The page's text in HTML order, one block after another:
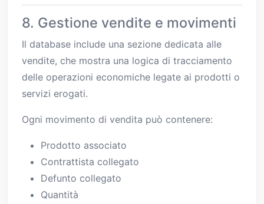
8. Gestione vendite e movimenti
Il database include una sezione dedicata alle
vendite, che mostra una logica di tracciamento
delle operazioni economiche legate ai prodotti o
servizi erogati.
Ogni movimento di vendita può contenere:
Prodotto associato
Contrattista collegato
Defunto collegato
Quantità